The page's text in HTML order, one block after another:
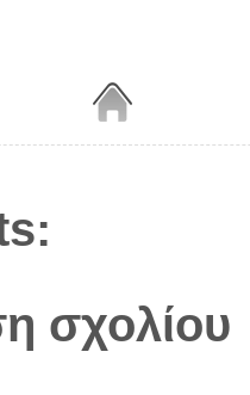
σχολίου